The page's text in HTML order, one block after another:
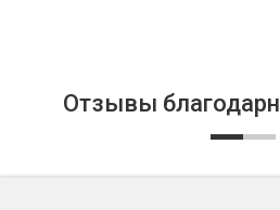
Отзывы